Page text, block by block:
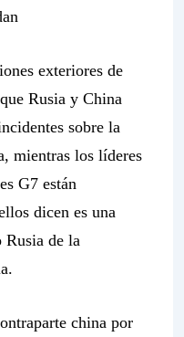
exteriores de
Rusia y China
sobre la
mientras los líderes
G7 están
dicen es una
Rusia de la
china por